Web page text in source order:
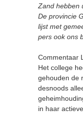
Zand hebben
De provincie
lijst met
pers ook ons
Commentaar
Het college
gehouden de
desnoods
in haar